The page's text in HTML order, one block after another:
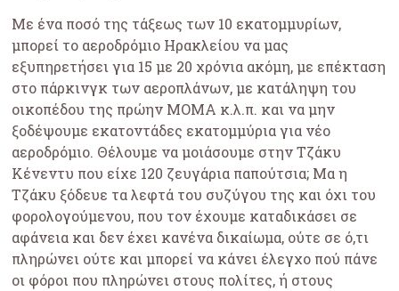
Με ένα ποσό της τάξεως των 10 εκατομμυρίων,
μπορεί το αεροδρόμιο Ηρακλείου να μας
εξυπηρετήσει για 15 με 20 χρόνια ακόμη, με επέκταση
στο πάρκινγκ των αεροπλάνων, με κατάληψη του
οικοπέδου της πρώην ΜΟΜΑ κ.λ.π. και να μην
ξοδέψουμε εκατοντάδες εκατομμύρια για νέο
αεροδρόμιο. Θέλουμε να μοιάσουμε στην Τζάκυ
Κένεντυ που είχε 120 ζευγάρια παπούτσια; Μα η
Τζάκυ ξόδευε τα λεφτά του συζύγου της και όχι του
φορολογούμενου, που τον έχουμε καταδικάσει σε
αφάνεια και δεν έχει κανένα δικαίωμα, ούτε σε ό,τι
πληρώνει ούτε και μπορεί να κάνει έλεγχο πού πάνε
οι φόροι που πληρώνει στους πολίτες, ή στους